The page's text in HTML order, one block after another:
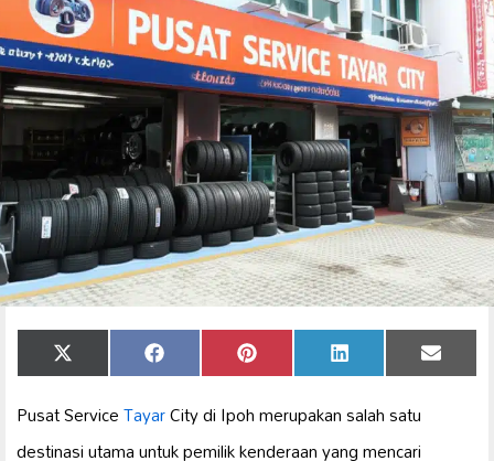
Share
on
X
(Twitter)
Share
on
Facebook Share
on
Pinterest Share
on
LinkedIn Share
on
Email
Pusat ServiceTayarCity di Ipoh merupakan salah satu
destinasi utama untuk pemilik kenderaan yang mencari